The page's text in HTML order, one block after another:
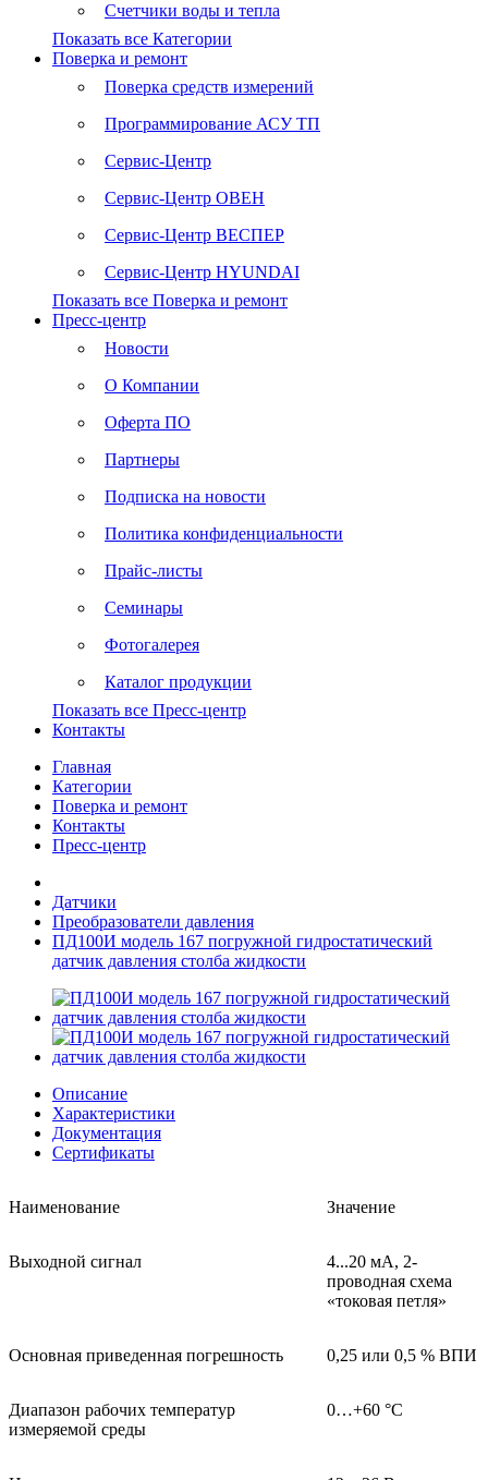
Счетчики воды и тепла
Показать все Категории
Поверка и ремонт
Поверка средств измерений
Программирование АСУ ТП
Сервис-Центр
Сервис-Центр ОВЕН
Сервис-Центр ВЕСПЕР
Сервис-Центр HYUNDAI
Показать все Поверка и ремонт
Пресс-центр
Новости
О Компании
Оферта ПО
Партнеры
Подписка на новости
Политика конфиденциальности
Прайс-листы
Семинары
Фотогалерея
Каталог продукции
Показать все Пресс-центр
Контакты
Главная
Категории
Поверка и ремонт
Контакты
Пресс-центр
Датчики
Преобразователи давления
ПД100И модель 167 погружной гидростатический
датчик давления столба жидкости
Описание
Характеристики
Документация
Сертификаты
Наименование Значение
Выходной сигнал
4...20 мА, 2-
проводная схема
«токовая петля»
Основная приведенная погрешность 0,25 или 0,5 % ВПИ
Диапазон рабочих температур
измеряемой среды
0…+60 °С